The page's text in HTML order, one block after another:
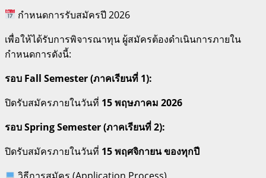
กำหนดการรับสมัครปี 2026
เพื่อให้ได้รับการพิจารณาทุน ผู้สมัครต้องดำเนินการภายใน
กำหนดการดังนี้:
รอบ Fall Semester (ภาคเรียนที่ 1):
ปิดรับสมัครภายในวันที่ 15 พฤษภาคม 2026
รอบ Spring Semester (ภาคเรียนที่ 2):
ปิดรับสมัครภายในวันที่ 15 พฤศจิกายน ของทุกปี